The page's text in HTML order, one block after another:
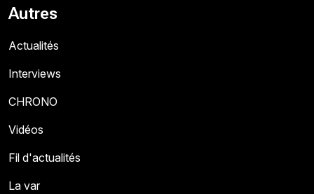
Autres
Actualités
Interviews
CHRONO
Vidéos
Fil d'actualités
La var